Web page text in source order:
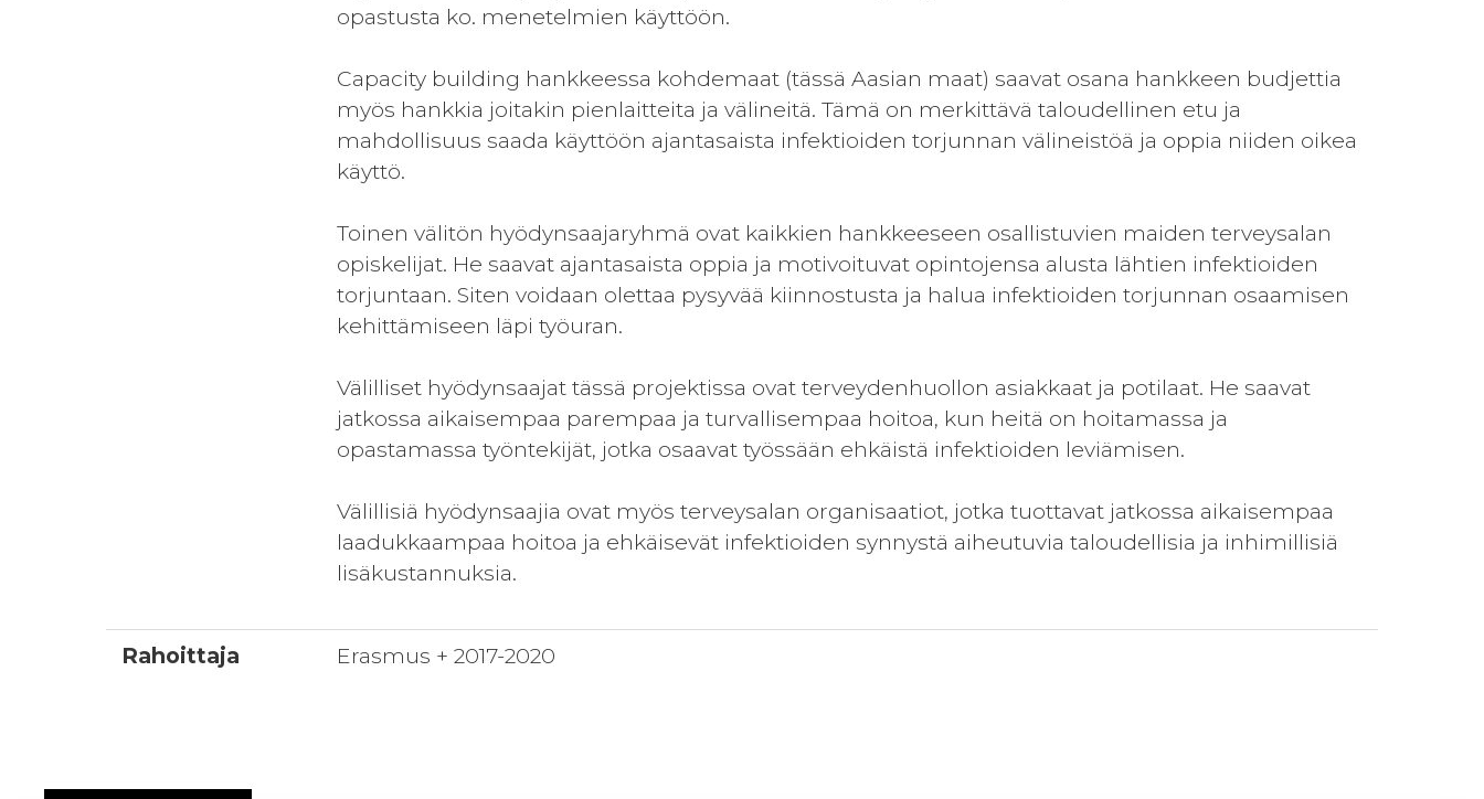
opastusta ko. menetelmien käyttöön.
Capacity building hankkeessa kohdemaat (tässä Aasian maat) saavat osana hankkeen budjettia
myös hankkia joitakin pienlaitteita ja välineitä. Tämä on merkittävä taloudellinen etu ja
mahdollisuus saada käyttöön ajantasaista infektioiden torjunnan välineistöä ja oppia niiden oikea
käyttö.
Toinen välitön hyödynsaajaryhmä ovat kaikkien hankkeeseen osallistuvien maiden terveysalan
opiskelijat. He saavat ajantasaista oppia ja motivoituvat opintojensa alusta lähtien infektioiden
torjuntaan. Siten voidaan olettaa pysyvää kiinnostusta ja halua infektioiden torjunnan osaamisen
kehittämiseen läpi työuran.
Välilliset hyödynsaajat tässä projektissa ovat terveydenhuollon asiakkaat ja potilaat. He saavat
jatkossa aikaisempaa parempaa ja turvallisempaa hoitoa, kun heitä on hoitamassa ja
opastamassa työntekijät, jotka osaavat työssään ehkäistä infektioiden leviämisen.
Välillisiä hyödynsaajia ovat myös terveysalan organisaatiot, jotka tuottavat jatkossa aikaisempaa
laadukkaampaa hoitoa ja ehkäisevät infektioiden synnystä aiheutuvia taloudellisia ja inhimillisiä
lisäkustannuksia.
Rahoittaja Erasmus + 2017-2020